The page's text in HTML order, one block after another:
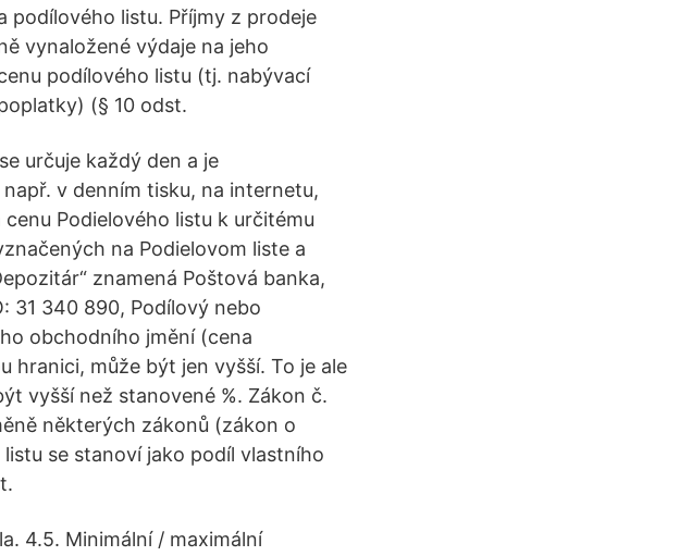
listu. Příjmy z prodeje
vynaložené výdaje na jeho
podílového listu (tj. nabývací
(§ 10 odst.
určuje každý den a je
v denním tisku, na internetu,
Podielového listu k určitému
na Podielovom liste a
znamená Poštová banka,
31 340 890, Podílový nebo
obchodního jmění (cena
hranici, může být jen vyšší. To je ale
vyšší než stanovené %. Zákon č.
některých zákonů (zákon o
se stanoví jako podíl vlastního
4.5. Minimální / maximální